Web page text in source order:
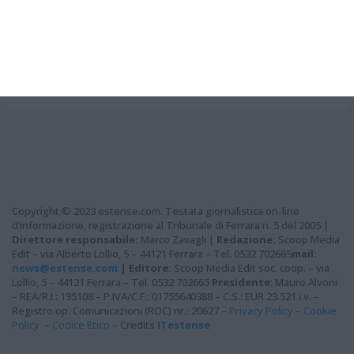
Copyright © 2023 estense.com. Testata giornalistica on-line
d’informazione, registrazione al Tribunale di Ferrara n. 5 del 2005 |
Direttore responsabile: Marco Zavagli | Redazione: Scoop Media
Edit – via Alberto Lollio, 5 – 44121 Ferrara – Tel. 0532 702665mail:
news@estense.com | Editore: Scoop Media Edit soc. coop. – via
Lollio, 5 – 44121 Ferrara – Tel. 0532 702665 Presidente: Mauro Alvoni
– REA/R.I.: 195108 – P.IVA/C.F.: 01755640388 – C.S.: EUR 23.521 i.v. –
Registro op. Comunicazioni (ROC) nr.: 20627 – Privacy Policy – Cookie
Policy – Codice Etico – Credits ITestense